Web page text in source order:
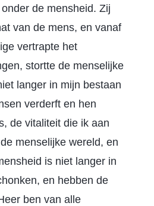
de mensheid. Zij
van de mens, en vanaf
vertrapte het
stortte de menselijke
langer in mijn bestaan
verderft en hen
de vitaliteit die ik aan
menselijke wereld, en
is niet langer in
en hebben de
ben van alle